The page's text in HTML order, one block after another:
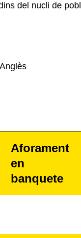
del nucli de
Aforament
en
banquete